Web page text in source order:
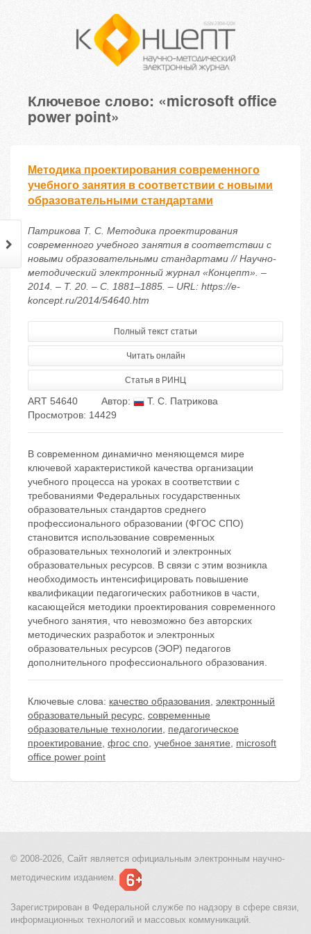
Ключевое слово: «microsoft office
power point»
Методика проектирования современного
учебного занятия в соответствии с новыми
образовательными стандартами
Патрикова Т. С. Методика проектирования
современного учебного занятия в соответствии с
новыми образовательными стандартами // Научно-
методический электронный журнал «Концепт». –
2014. – Т. 20. – С. 1881–1885. – URL: https://e-
koncept.ru/2014/54640.htm
Полный текст статьи
Читать онлайн
Статья в РИНЦ
ART 54640 Автор:
Т. С. Патрикова
Просмотров: 14429
В современном динамично меняющемся мире
ключевой характеристикой качества организации
учебного процесса на уроках в соответствии с
требованиями Федеральных государственных
образовательных стандартов среднего
профессионального образовании (ФГОС СПО)
становится использование современных
образовательных технологий и электронных
образовательных ресурсов. В связи с этим возникла
необходимость интенсифицировать повышение
квалификации педагогических работников в части,
касающейся методики проектирования современного
учебного занятия, что невозможно без авторских
методических разработок и электронных
образовательных ресурсов (ЭОР) педагогов
дополнительного профессионального образования.
Ключевые слова: качество образования, электронный
образовательный ресурс, современные
образовательные технологии, педагогическое
проектирование, фгос спо, учебное занятие, microsoft
office power point
© 2008-2026, Сайт является официальным электронным научно-
методическим изданием.
Зарегистрирован в Федеральной службе по надзору в сфере связи,
информационных технологий и массовых коммуникаций.